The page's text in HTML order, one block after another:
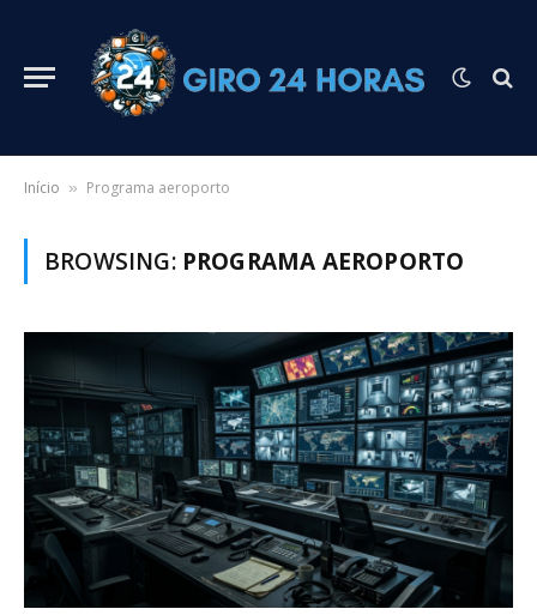
Início » Programa aeroporto
BROWSING: PROGRAMA AEROPORTO